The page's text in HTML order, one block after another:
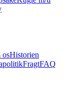
osHistorien
FragtFAQ